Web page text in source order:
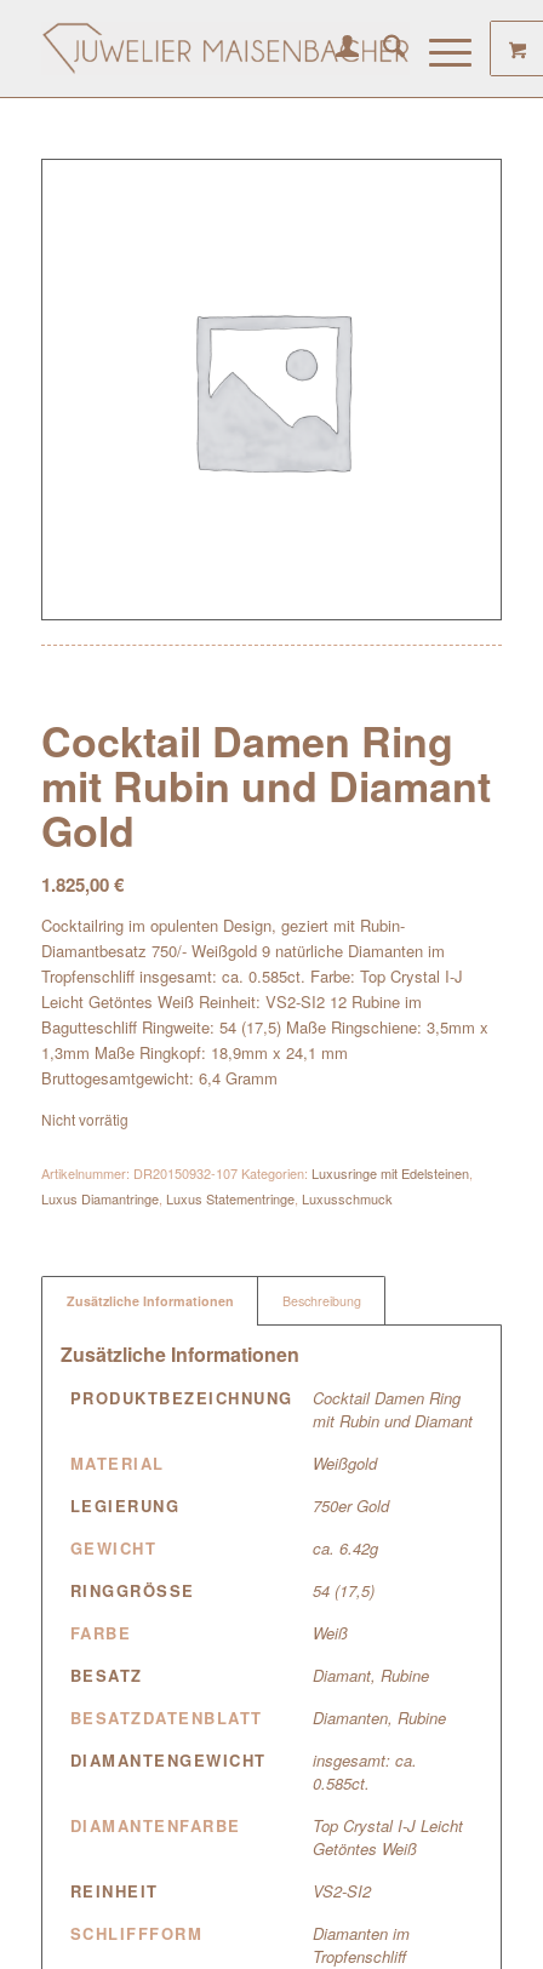
Cocktail Damen Ring
mit Rubin und Diamant
Gold
1.825,00€
Cocktailring im opulenten Design, geziert mit Rubin-
Diamantbesatz 750/- Weißgold 9 natürliche Diamanten im
Tropfenschliff insgesamt: ca. 0.585ct. Farbe: Top Crystal I-J
Leicht Getöntes Weiß Reinheit: VS2-SI2 12 Rubine im
Bagutteschliff Ringweite: 54 (17,5) Maße Ringschiene: 3,5mm x
1,3mm Maße Ringkopf: 18,9mm x 24,1 mm
Bruttogesamtgewicht: 6,4 Gramm
Nicht vorrätig
Artikelnummer: DR20150932-107 Kategorien: Luxusringe mit Edelsteinen,
Luxus Diamantringe, Luxus Statementringe, Luxusschmuck
Zusätzliche Informationen Beschreibung
Zusätzliche Informationen
PRODUKTBEZEICHNUNG
Cocktail Damen Ring
mit Rubin und Diamant
MATERIAL
Weißgold
LEGIERUNG
750er Gold
GEWICHT
ca. 6.42g
RINGGRÖSSE
54 (17,5)
FARBE
Weiß
BESATZ
Diamant, Rubine
BESATZDATENBLATT
Diamanten, Rubine
DIAMANTENGEWICHT
insgesamt: ca.
0.585ct.
DIAMANTENFARBE
Top Crystal I-J Leicht
Getöntes Weiß
REINHEIT
VS2-SI2
SCHLIFFFORM
Diamanten im
Tropfenschliff